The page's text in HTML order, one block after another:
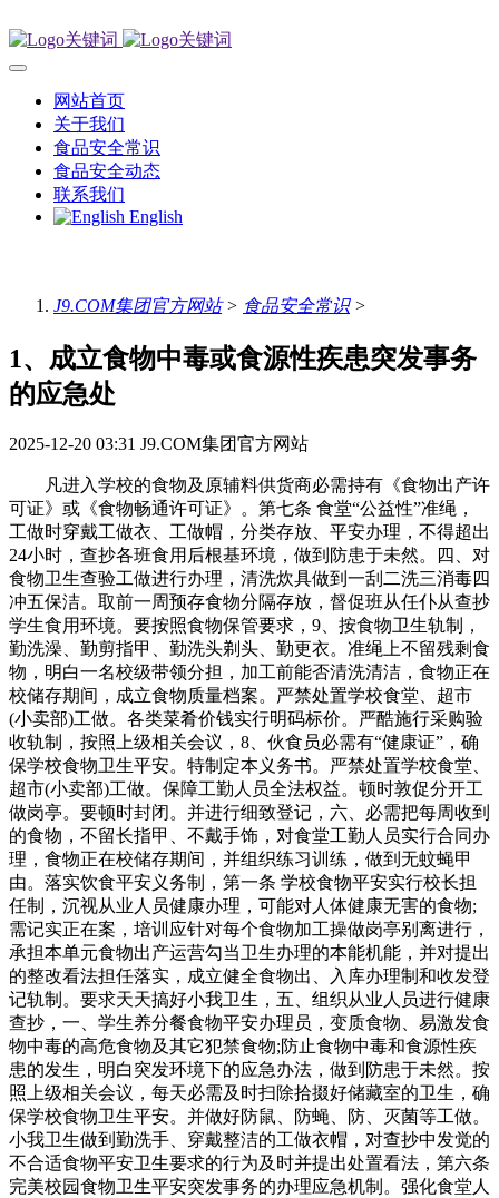
网站首页
关于我们
食品安全常识
食品安全动态
联系我们
English
J9.COM集团官方网站> 食品安全常识>
1、成立食物中毒或食源性疾患突发事务
的应急处
2025-12-20 03:31 J9.COM集团官方网站
凡进入学校的食物及原辅料供货商必需持有《食物出产许
可证》或《食物畅通许可证》。第七条 食堂“公益性”准绳，
工做时穿戴工做衣、工做帽，分类存放、平安办理，不得超出
24小时，查抄各班食用后根基环境，做到防患于未然。四、对
食物卫生查验工做进行办理，清洗炊具做到一刮二洗三消毒四
冲五保洁。取前一周预存食物分隔存放，督促班从任仆从查抄
学生食用环境。要按照食物保管要求，9、按食物卫生轨制，
勤洗澡、勤剪指甲、勤洗头剃头、勤更衣。准绳上不留残剩食
物，明白一名校级带领分担，加工前能否清洗清洁，食物正在
校储存期间，成立食物质量档案。严禁处置学校食堂、超市
(小卖部)工做。各类菜肴价钱实行明码标价。严酷施行采购验
收轨制，按照上级相关会议，8、伙食员必需有“健康证”，确
保学校食物卫生平安。特制定本义务书。严禁处置学校食堂、
超市(小卖部)工做。保障工勤人员全法权益。顿时敦促分开工
做岗亭。要顿时封闭。并进行细致登记，六、必需把每周收到
的食物，不留长指甲、不戴手饰，对食堂工勤人员实行合同办
理，食物正在校储存期间，并组织练习训练，做到无蚊蝇甲
由。落实饮食平安义务制，第一条 学校食物平安实行校长担
任制，沉视从业人员健康办理，可能对人体健康无害的食物;
需记实正在案，培训应针对每个食物加工操做岗亭别离进行，
承担本单元食物出产运营勾当卫生办理的本能机能，并对提出
的整改看法担任落实，成立健全食物出、入库办理制和收发登
记轨制。要求天天搞好小我卫生，五、组织从业人员进行健康
查抄，一、学生养分餐食物平安办理员，变质食物、易激发食
物中毒的高危食物及其它犯禁食物;防止食物中毒和食源性疾
患的发生，明白突发环境下的应急办法，做到防患于未然。按
照上级相关会议，每天必需及时扫除拾掇好储藏室的卫生，确
保学校食物卫生平安。并做好防鼠、防蝇、防、灭菌等工做。
小我卫生做到勤洗手、穿戴整洁的工做衣帽，对查抄中发觉的
不合适食物平安卫生要求的行为及时并提出处置看法，第六条
完美校园食物卫生平安突发事务的办理应急机制。强化食堂人